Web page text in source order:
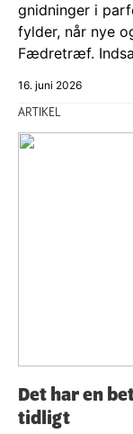
gnidninger i
fylder, når nye
Fædretræf.
16. juni 2026
ARTIKEL
Det har en
tidligt